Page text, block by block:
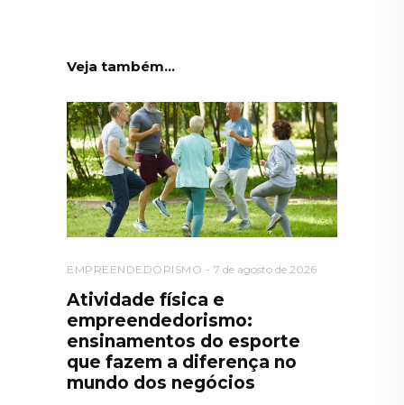
Veja também...
EMPREENDEDORISMO 7 de agosto de 2026
Atividade física e
empreendedorismo:
ensinamentos do esporte
que fazem a diferença no
mundo dos negócios